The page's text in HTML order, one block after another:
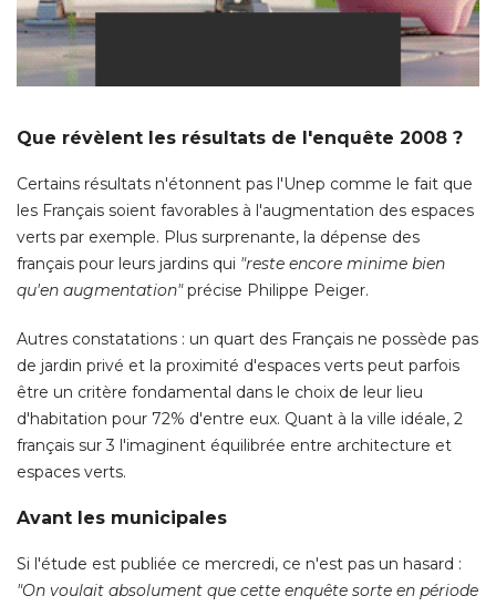
Que révèlent les résultats de l'enquête 2008 ?
Certains résultats n'étonnent pas l'Unep comme le fait que
les Français soient favorables à l'augmentation des espaces
verts par exemple. Plus surprenante, la dépense des
français pour leurs jardins qui "reste encore minime bien
qu'en augmentation" précise Philippe Peiger.
Autres constatations : un quart des Français ne possède pas
de jardin privé et la proximité d'espaces verts peut parfois
être un critère fondamental dans le choix de leur lieu
d'habitation pour 72% d'entre eux. Quant à la ville idéale, 2
français sur 3 l'imaginent équilibrée entre architecture et
espaces verts.
Avant les municipales
Si l'étude est publiée ce mercredi, ce n'est pas un hasard :
"On voulait absolument que cette enquête sorte en période